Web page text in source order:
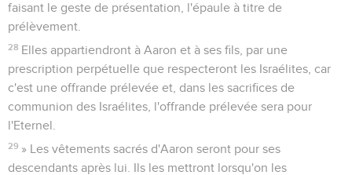
faisant le geste de présentation, l'épaule à titre de
prélèvement.
28 Elles appartiendront à Aaron et à ses fils, par une
prescription perpétuelle que respecteront les Israélites, car
c'est une offrande prélevée et, dans les sacrifices de
communion des Israélites, l'offrande prélevée sera pour
l'Eternel.
29 » Les vêtements sacrés d'Aaron seront pour ses
descendants après lui. Ils les mettront lorsqu'on les